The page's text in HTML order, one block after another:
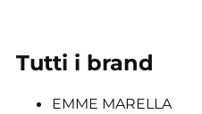
Tutti i brand
EMME MARELLA